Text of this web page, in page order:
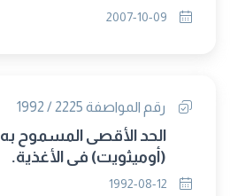
رقم المواصفة 2225 / 1992
الحد الأقصى المسموح به
(أوميثويت) فى الأغذية.